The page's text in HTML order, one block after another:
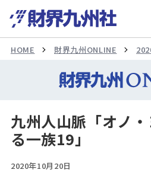
HOME 財界九州ONLINE
九州人山脈「オノ
る一族19」
2020年10月20日